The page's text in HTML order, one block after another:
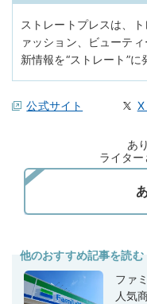
ストレートプレスは、
ァッション、ビューテ
新情報を“ストレート”に
公式サイト X
あ
ライタ
他のおすすめ記事を読む
ファ
人気